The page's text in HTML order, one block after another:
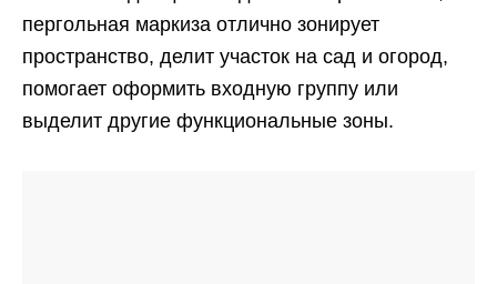
пергольная маркиза отлично зонирует
пространство, делит участок на сад и огород,
помогает оформить входную группу или
выделит другие функциональные зоны.